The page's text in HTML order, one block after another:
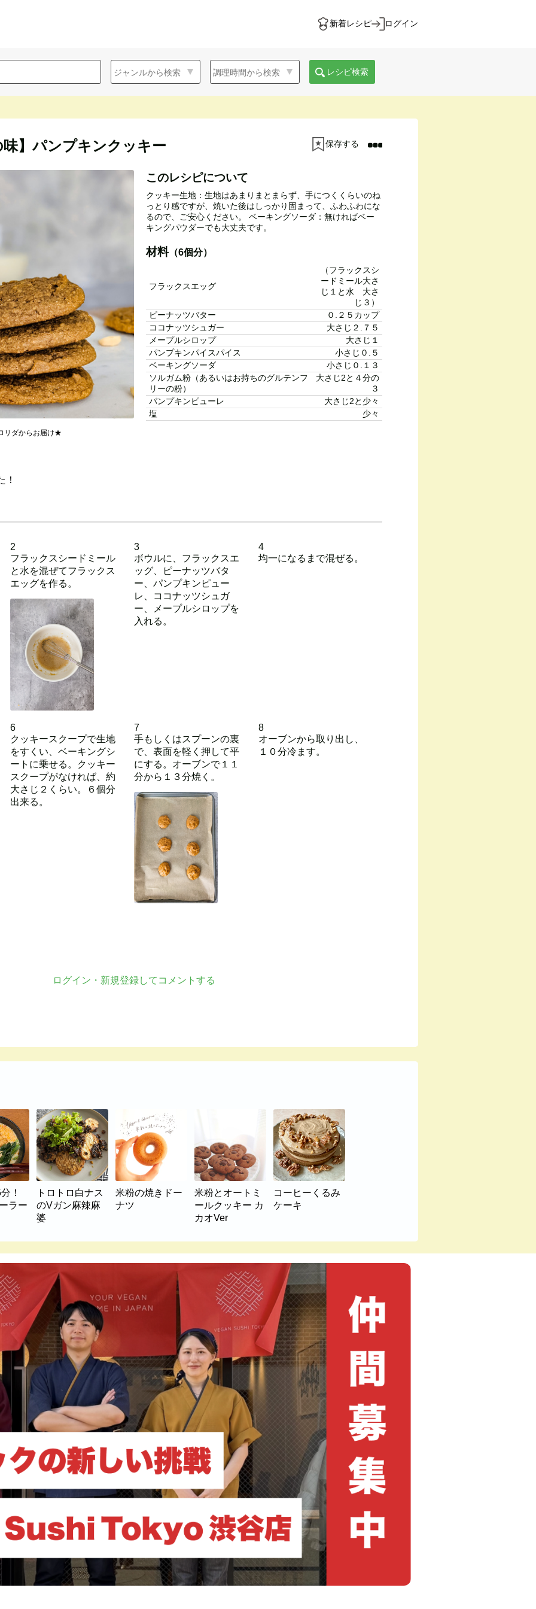
新着レシピ ログイン
レシピ検索
】パンプキンクッキー 保存する
リダからお届け★
！
このレシピについて
クッキー生地：生地はあまりまとまらず、手につくくらいのね
っとり感ですが、焼いた後はしっかり固まって、ふわふわにな
るので、ご安心ください。 ベーキングソーダ：無ければベー
キングパウダーでも大丈夫です。
材料（6個分）
フラックスエッグ
（フラックスシ
ードミール大さ
じ１と水 大さ
じ３）
ピーナッツバター
０.２５カップ
ココナッツシュガー
大さじ２.７５
メープルシロップ
大さじ１
パンプキンパイスパイス
小さじ０.５
ベーキングソーダ
小さじ０.１３
ソルガム粉（あるいはお持ちのグルテンフ
リーの粉）
大さじ2と４分の
３
パンプキンピューレ
大さじ2と少々
塩
少々
2
フラックスシードミール
と水を混ぜてフラックス
エッグを作る。
3
ボウルに、フラックスエ
ッグ、ピーナッツバタ
ー、パンプキンピュー
レ、ココナッツシュガ
ー、メープルシロップを
入れる。
4
均一になるまで混ぜる。
6
クッキースクープで生地
をすくい、ベーキングシ
ートに乗せる。クッキー
スクープがなければ、約
大さじ２くらい。６個分
出来る。
7
手もしくはスプーンの裏
で、表面を軽く押して平
にする。オーブンで１１
分から１３分焼く。
8
オーブンから取り出し、
１０分冷ます。
ログイン・新規登録してコメントする
！
ラー
トロトロ白ナス
のVガン麻辣麻
婆
米粉の焼きドー
ナツ
米粉とオートミ
ールクッキー カ
カオVer
コーヒーくるみ
ケーキ